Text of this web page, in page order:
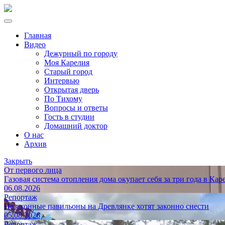
Главная
Видео
Дежурный по городу
Моя Карелия
Старый город
Интервью
Открытая дверь
По Тихому
Вопросы и ответы
Гость в студии
Домашний доктор
О нас
Архив
Закрыть
От первого лица
Газовая система отопления дома окупает себя за три года в
06.08.2026
Репортаж
Незаконные павильоны на Древлянке хотят законно снести
05.08.2026